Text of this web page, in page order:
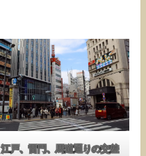
江戸、雷門、馬道通りの交差